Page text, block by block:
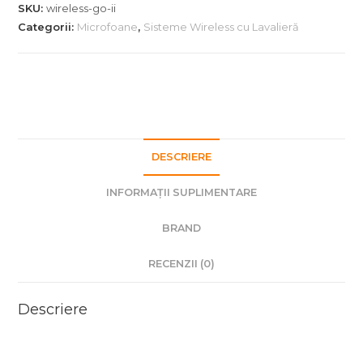
Wireless
SKU:wireless-go-ii
Categorii: Microfoane, Sisteme Wireless cu Lavalieră
DESCRIERE
INFORMAȚII SUPLIMENTARE
BRAND
RECENZII (0)
Descriere